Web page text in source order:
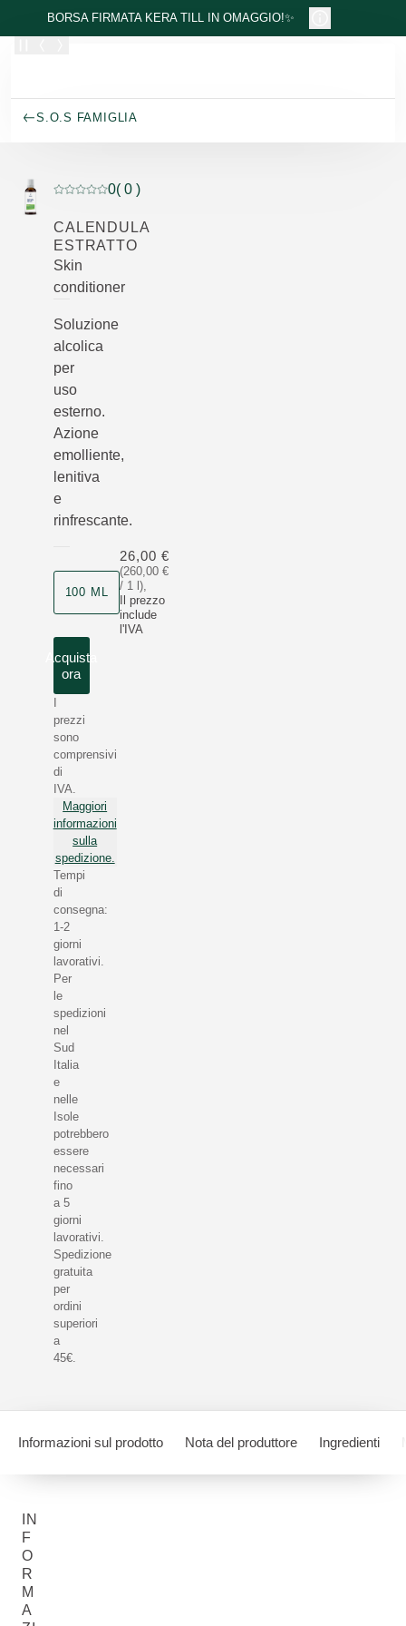
Passa al contenuto principale
BORSA FIRMATA KERA TILL IN OMAGGIO!✨
S.O.S FAMIGLIA
Valutazione attuale: 0 su 5 stelle recensito da 0
0( 0 )
CALENDULA
ESTRATTO
Skin
conditioner
Soluzione
alcolica
per
uso
esterno.
Azione
emolliente,
lenitiva
e
rinfrescante.
100 ML
(260,00 €
/ 1 l),
Il prezzo
include
l'IVA
26,00 €
Acquista
ora
prezzi
sono
comprensivi
di
IVA.
Maggiori
informazioni
sulla
spedizione.
Tempi
di
consegna:
1-2
giorni
lavorativi.
Per
le
spedizioni
nel
Sud
Italia
e
nelle
Isole
potrebbero
essere
necessari
fino
a 5
giorni
lavorativi.
Spedizione
gratuita
per
ordini
superiori
a
45€.
Informazioni sul prodotto Nota del produttore Ingredienti
IN
F
O
R
M
A